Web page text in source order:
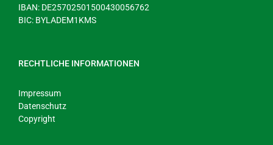
IBAN: DE25702501500430056762
BIC: BYLADEM1KMS
RECHTLICHE INFORMATIONEN
Impressum
Datenschutz
Copyright